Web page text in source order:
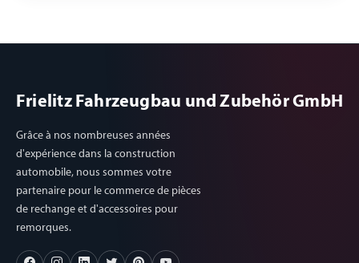
Frielitz Fahrzeugbau und Zubehör GmbH
Grâce à nos nombreuses années
d'expérience dans la construction
automobile, nous sommes votre
partenaire pour le commerce de pièces
de rechange et d'accessoires pour
remorques.